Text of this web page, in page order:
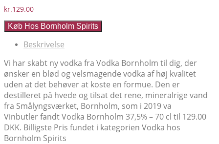
kr.129.00
Køb Hos Bornholm Spirits
Beskrivelse
Vi har skabt ny vodka fra Vodka Bornholm til dig, der
ønsker en blød og velsmagende vodka af høj kvalitet
uden at det behøver at koste en formue. Den er
destilleret på hvede og tilsat det rene, mineralrige vand
fra Smålyngsværket, Bornholm, som i 2019 va
Vinbutler fandt Vodka Bornholm 37,5% – 70 cl til 129.00
DKK. Billigste Pris fundet i kategorien Vodka hos
Bornholm Spirits